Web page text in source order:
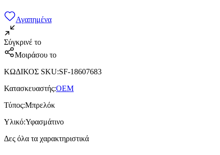
Αγαπημένα
Σύγκρινέ το
Μοιράσου το
ΚΩΔΙΚΟΣ SKU:SF-18607683
Κατασκευαστής:OEM
Τύπος:Μπρελόκ
Υλικό:Υφασμάτινο
Δες όλα τα χαρακτηριστικά